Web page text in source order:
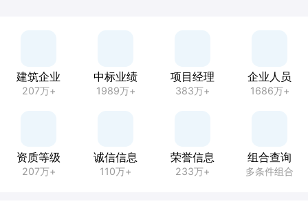
建筑企业
207万+
中标业绩
1989万+
项目经理
383万+
企业人员
1686万+
资质等级
207万+
诚信信息
110万+
荣誉信息
233万+
组合查询
多条件组合